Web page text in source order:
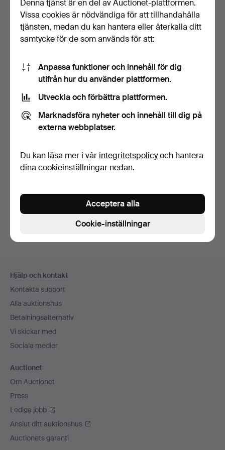
Här är föremål från vårt arkiv som
matchar din sökning
MATS THESELIUS.
19 bud
Kvällspromenad - Prof.
1 bud
70 USD
Hjälp och kontakt
Kontakta support
Alla auktionshus
Betalningsalternativ
Vi skickar med
Sociala medier
Auctionet
Om Auctionet
Press
Lediga jobb
Anslut ditt auktionshus
Auctionets garanti
Denna tjänst är en del av Auctionet-plattformen.
Vissa cookies är nödvändiga för att tillhandahålla
tjänsten, medan du kan hantera eller återkalla ditt
samtycke för de som används för att:
Anpassa funktioner och innehåll för dig
utifrån hur du använder plattformen.
Utveckla och förbättra plattformen.
Marknadsföra nyheter och innehåll till dig på
externa webbplatser.
Du kan läsa mer i vår integritetspolicyoch hantera
dina cookieinställningar nedan.
Cookie-inställningar
Acceptera alla